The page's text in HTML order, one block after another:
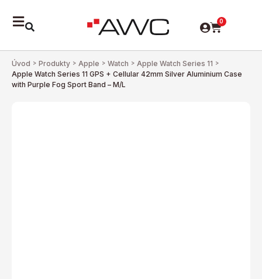
0
Úvod > Produkty > Apple > Watch > Apple Watch Series 11 >
Apple Watch Series 11 GPS + Cellular 42mm Silver Aluminium Case
with Purple Fog Sport Band – M/L